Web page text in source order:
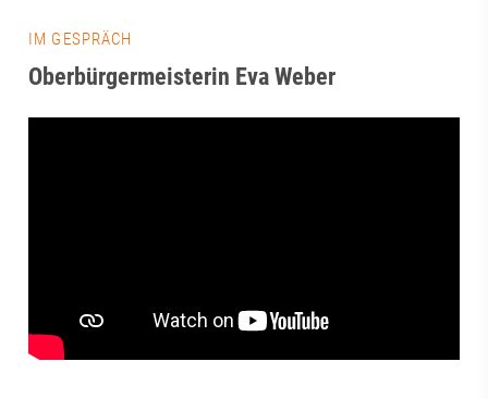
IM GESPRÄCH
Oberbürgermeisterin Eva Weber